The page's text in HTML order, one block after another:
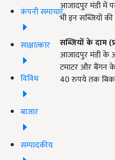
कंपनी समाचार
साक्षात्कार
विविध
बाजार
सम्पादकीय
आजादपुर मंडी में
भी इन सब्जियों
सब्जियों के दाम
आजादपुर मंडी के
टमाटर और बैंगन
40 रुपये तक